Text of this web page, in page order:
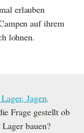
erlauben
auf ihrem
lohnen.
Jagen,
Frage gestellt ob
bauen?